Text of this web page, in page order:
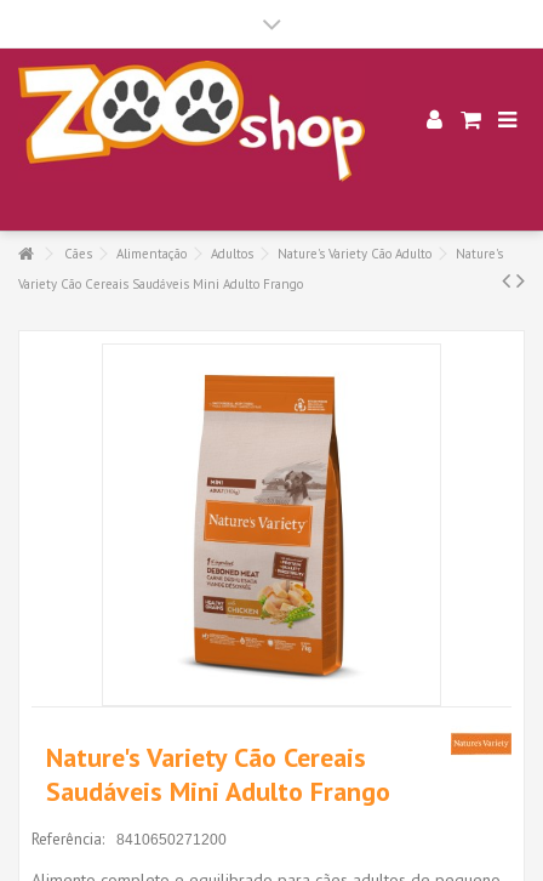
Cães Alimentação Adultos Nature's Variety Cão Adulto
Nature's
Variety Cão Cereais Saudáveis Mini Adulto Frango
Nature's Variety Cão Cereais
Saudáveis Mini Adulto Frango
Referência: 8410650271200